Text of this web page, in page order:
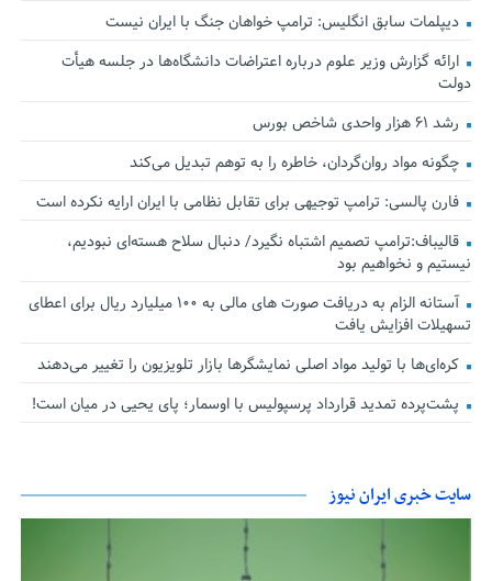
دیپلمات سابق انگلیس:‌ ترامپ خواهان جنگ با ایران نیست
ارائه گزارش وزیر علوم درباره اعتراضات دانشگاه‌ها در جلسه هیأت
دولت
رشد ۶۱ هزار واحدی شاخص بورس
چگونه مواد روان‌گردان، خاطره را به توهم تبدیل می‌کند
فارن پالسی: ترامپ توجیهی برای تقابل نظامی با ایران ارایه نکرده است
قالیباف:ترامپ تصمیم اشتباه نگیرد/ دنبال سلاح هسته‌ای نبودیم،
نیستیم و نخواهیم بود
آستانه الزام به دریافت صورت های مالی به ۱۰۰ میلیارد ریال برای اعطای
تسهیلات افزایش یافت
کره‌ای‌ها با تولید مواد اصلی نمایشگرها بازار تلویزیون را تغییر می‌دهند
پشت‌پرده تمدید قرارداد پرسپولیس با اوسمار؛ پای یحیی در میان است!
سایت خبری ایران نیوز